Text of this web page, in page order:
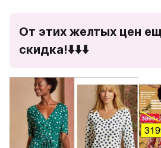
От этих желтых цен
скидка!⬇️⬇️⬇️